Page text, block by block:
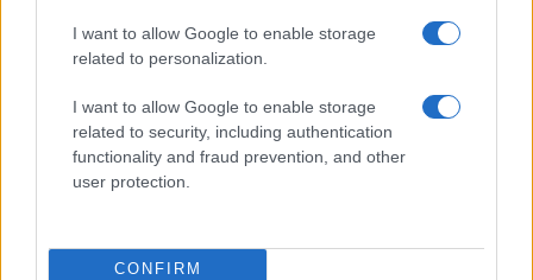
I want to allow Google to enable storage
related to personalization.
I want to allow Google to enable storage
related to security, including authentication
functionality and fraud prevention, and other
user protection.
CONFIRM
‘Anguillara dolcissima, festa dei dolci tipici italiani’